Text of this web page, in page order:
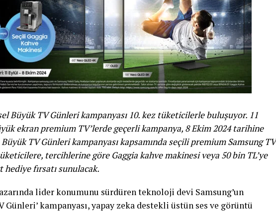
Büyük TV Günleri kampanyası 10. kez tüketicilerle buluşuyor. 11
ekran premium TV’lerde geçerli kampanya, 8 Ekim 2024 tarihine
TV Günleri kampanyası kapsamında seçili premium Samsung TV
tercihlerine göre Gaggia kahve makinesi veya 50 bin TL’ye
hediye fırsatı sunulacak.
lider konumunu sürdüren teknoloji devi Samsung’un
Günleri’ kampanyası, yapay zeka destekli üstün ses ve görüntü